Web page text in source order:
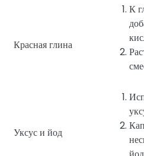
Красная глина
К
Уксус и йод